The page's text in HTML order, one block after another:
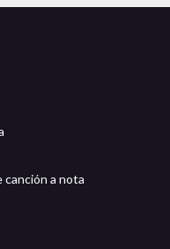
a nota